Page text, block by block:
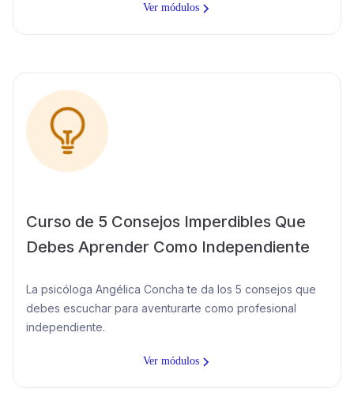
Ver módulos
Curso de 5 Consejos Imperdibles Que
Debes Aprender Como Independiente
La psicóloga Angélica Concha te da los 5 consejos que
debes escuchar para aventurarte como profesional
independiente.
Ver módulos